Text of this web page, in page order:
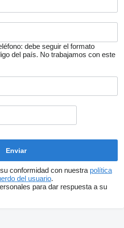
debe seguir el formato
del país. No trabajamos con este
conformidad con nuestra política
del usuario.
para dar respuesta a su